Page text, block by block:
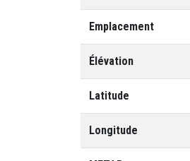
Emplacement
Élévation
Latitude
Longitude